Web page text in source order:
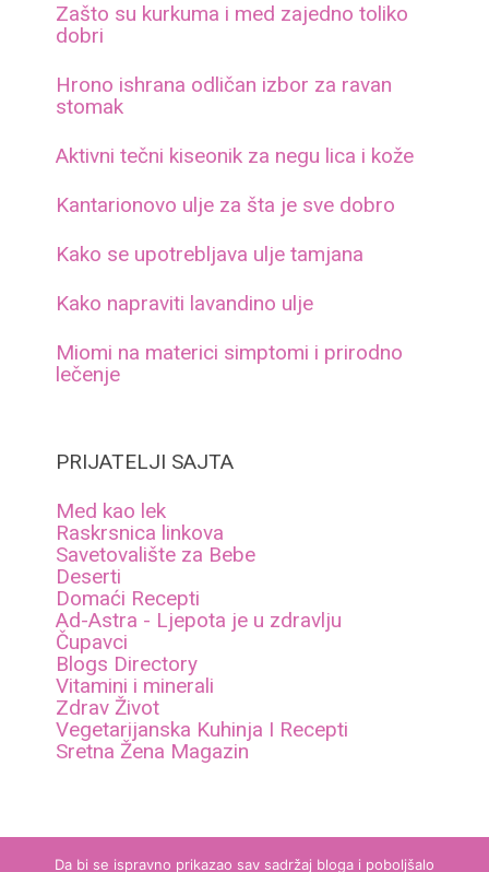
Zašto su kurkuma i med zajedno toliko
dobri
Hrono ishrana odličan izbor za ravan
stomak
Aktivni tečni kiseonik za negu lica i kože
Kantarionovo ulje za šta je sve dobro
Kako se upotrebljava ulje tamjana
Kako napraviti lavandino ulje
Miomi na materici simptomi i prirodno
lečenje
PRIJATELJI SAJTA
Med kao lek
Raskrsnica linkova
Savetovalište za Bebe
Deserti
Domaći Recepti
Ad-Astra - Ljepota je u zdravlju
Čupavci
Blogs Directory
Vitamini i minerali
Zdrav Život
Vegetarijanska Kuhinja I Recepti
Sretna Žena Magazin
Da bi se ispravno prikazao sav sadržaj bloga i poboljšalo